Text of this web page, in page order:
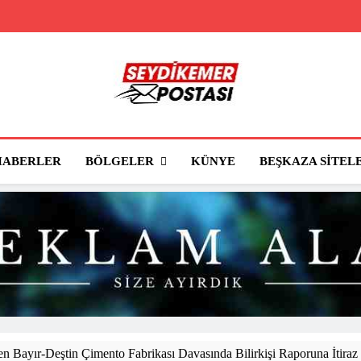
Seydikemer
BÖLGELER KÜNYE BEŞKAZA
Bayır-Deştin Çimento Fabrikası Davasında Bilirkişi Raporuna İtiraz